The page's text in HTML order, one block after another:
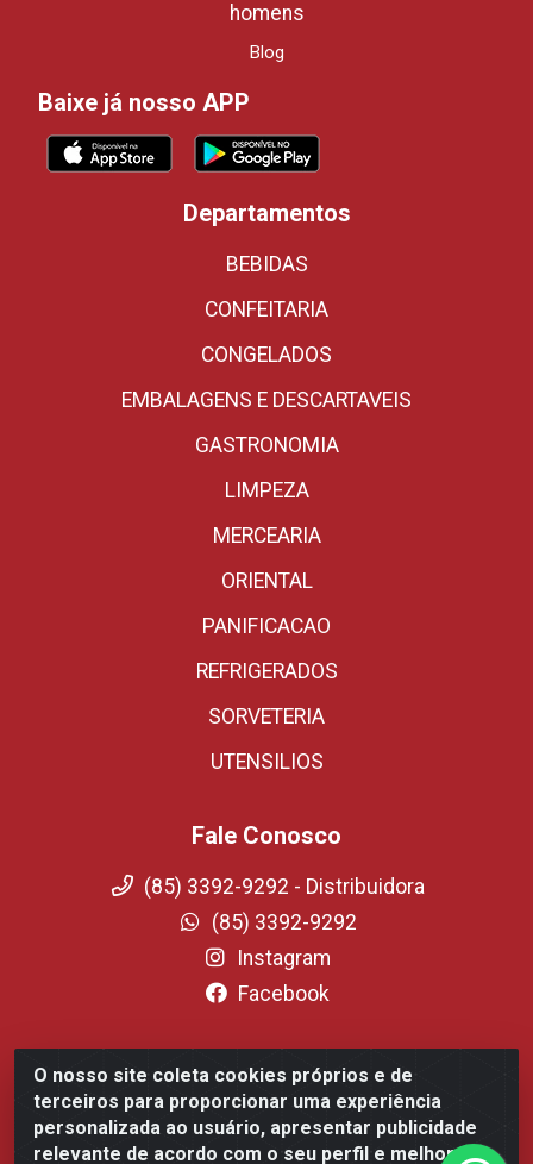
O nosso site coleta cookies próprios e de
terceiros para proporcionar uma experiência
personalizada ao usuário, apresentar publicidade
relevante de acordo com o seu perfil e melhorar a
homens
Blog
Baixe já nosso APP
Departamentos
BEBIDAS
CONFEITARIA
CONGELADOS
EMBALAGENS E DESCARTAVEIS
GASTRONOMIA
LIMPEZA
MERCEARIA
ORIENTAL
PANIFICACAO
REFRIGERADOS
SORVETERIA
UTENSILIOS
Fale Conosco
(85) 3392-9292 - Distribuidora
(85) 3392-9292
Instagram
Facebook
Fortali Distribuidora de Alimentos LTDA - Avenida
Tomaz Coelho, 1268 - Messejana, Fortaleza/CE - CEP
60.863-254- CNPJ 09.317.318.0001-75